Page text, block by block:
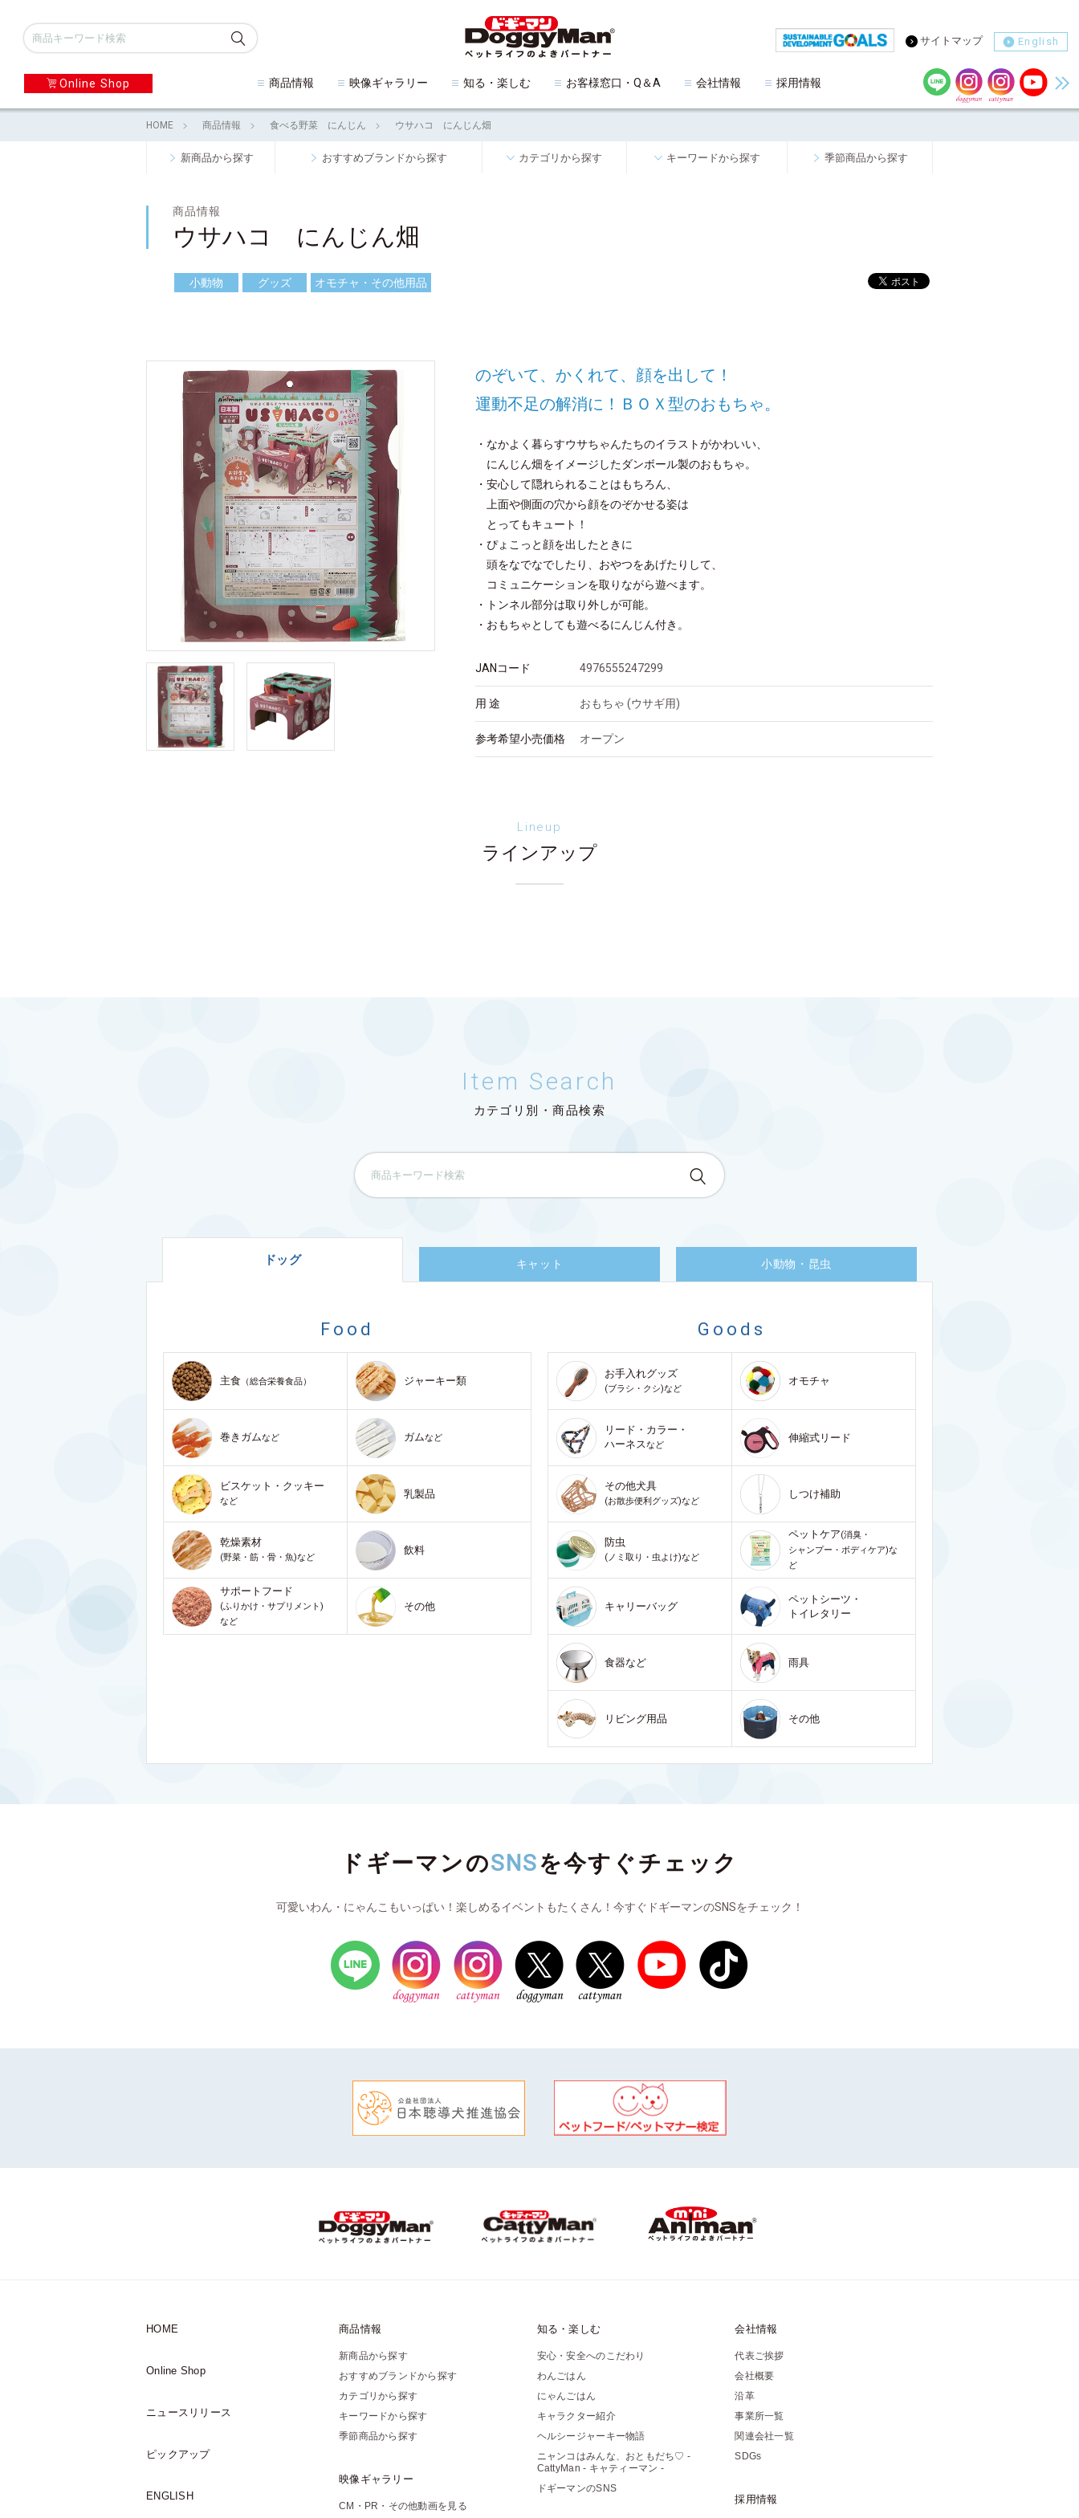
Online Shop 商品情報 映像ギャラリー 知る・楽しむ お客様窓口・Q＆A 会社情報 採用情報
サイトマップ English
HOME 商品情報 食べる野菜 にんじん ウサハコ にんじん畑
新商品から探す おすすめブランドから探す カテゴリから探す キーワードから探す 季節商品から探す
商品情報
ウサハコ にんじん畑
小動物 グッズ オモチャ・その他用品
のぞいて、かくれて、顔を出して！
運動不足の解消に！ＢＯＸ型のおもちゃ。
・なかよく暮らすウサちゃんたちのイラストがかわいい、
にんじん畑をイメージしたダンボール製のおもちゃ。
・安心して隠れられることはもちろん、
上面や側面の穴から顔をのぞかせる姿は
とってもキュート！
・ぴょこっと顔を出したときに
頭をなでなでしたり、おやつをあげたりして、
コミュニケーションを取りながら遊べます。
・トンネル部分は取り外しが可能。
・おもちゃとしても遊べるにんじん付き。
JANコード 4976555247299
用 途 おもちゃ (ウサギ用)
参考希望小売価格 オープン
Lineup
ラインアップ
Item Search
カテゴリ別・商品検索
ドッグ キャット 小動物・昆虫
Food
主食 （総合栄養食品） ジャーキー類
巻きガムなど ガムなど
ビスケット・クッキー
など
乳製品
乾燥素材
(野菜・筋・骨・魚)など
飲料
サポートフード
(ふりかけ・サプリメント)
など
その他
Goods
お手入れグッズ
(ブラシ・クシ)など
オモチャ
リード・カラー・
ハーネスなど
伸縮式リード
その他犬具
(お散歩便利グッズ)など
しつけ補助
防虫
(ノミ取り・虫よけ)など
ペットケア(消臭・
シャンプー・ボディケア)な
ど
キャリーバッグ
ペットシーツ・
トイレタリー
食器など 雨具
リビング用品 その他
ドギーマンのSNSを今すぐチェック
可愛いわん・にゃんこもいっぱい！楽しめるイベントもたくさん！今すぐドギーマンのSNSをチェック！
HOME 商品情報
新商品から探す
おすすめブランドから探す
カテゴリから探す
キーワードから探す
季節商品から探す
映像ギャラリー
CM・PR・その他動画を見る
知る・楽しむ
安心・安全へのこだわり
わんごはん
にゃんごはん
キャラクター紹介
ヘルシージャーキー物語
ニャンコはみんな、おともだち♡ -
CattyMan - キャティーマン -
ドギーマンのSNS
会社情報
代表ご挨拶
会社概要
沿革
事業所一覧
関連会社一覧
SDGs
採用情報
Online Shop
ニュースリリース
ピックアップ
ENGLISH